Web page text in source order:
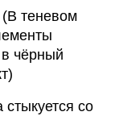
теневом
чёрный
со